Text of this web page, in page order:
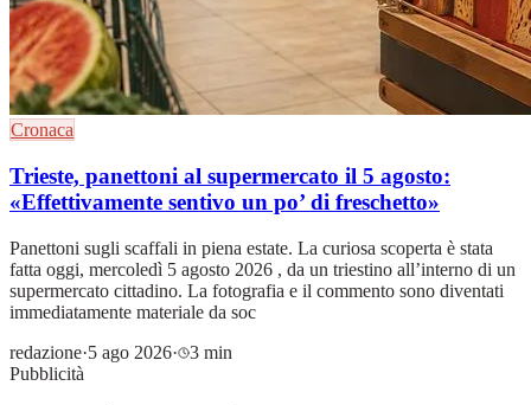
Cronaca
Trieste, panettoni al supermercato il 5 agosto:
«Effettivamente sentivo un po’ di freschetto»
Panettoni sugli scaffali in piena estate. La curiosa scoperta è stata
fatta oggi, mercoledì 5 agosto 2026 , da un triestino all’interno di un
supermercato cittadino. La fotografia e il commento sono diventati
immediatamente materiale da soc
redazione·5 ago 2026·
3 min
Pubblicità